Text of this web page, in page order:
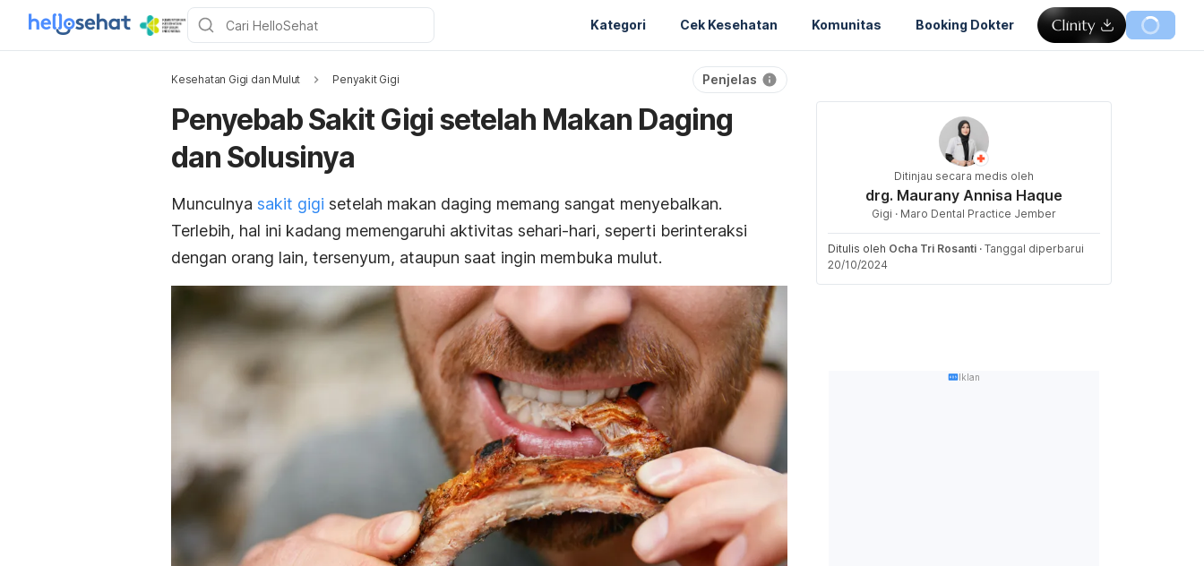
Kategori Cek Kesehatan Komunitas Booking Dokter
Kesehatan Gigi dan Mulut Penyakit Gigi Penjelas
Penyebab Sakit Gigi setelah Makan Daging
dan Solusinya
Munculnya sakit gigi setelah makan daging memang sangat menyebalkan.
Terlebih, hal ini kadang memengaruhi aktivitas sehari-hari, seperti berinteraksi
dengan orang lain, tersenyum, ataupun saat ingin membuka mulut.
Ditinjau secara medis oleh
drg. Maurany Annisa Haque
Gigi · Maro Dental Practice Jember
Ditulis oleh Ocha Tri Rosanti · Tanggal diperbarui
20/10/2024
Iklan